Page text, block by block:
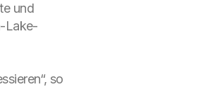
und
Lake-
so